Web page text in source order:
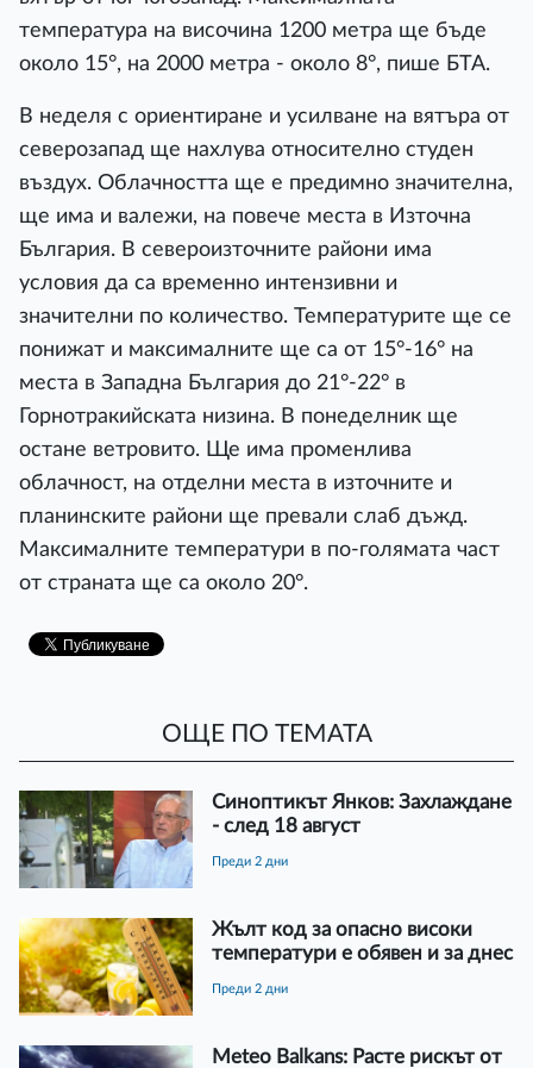
температура на височина 1200 метра ще бъде
около 15°, на 2000 метра - около 8°, пише БТА.
В неделя с ориентиране и усилване на вятъра от
северозапад ще нахлува относително студен
въздух. Облачността ще е предимно значителна,
ще има и валежи, на повече места в Източна
България. В североизточните райони има
условия да са временно интензивни и
значителни по количество. Температурите ще се
понижат и максималните ще са от 15°-16° на
места в Западна България до 21°-22° в
Горнотракийската низина. В понеделник ще
остане ветровито. Ще има променлива
облачност, на отделни места в източните и
планинските райони ще превали слаб дъжд.
Максималните температури в по-голямата част
от страната ще са около 20°.
ОЩЕ ПО ТЕМАТА
Синоптикът Янков: Захлаждане
- след 18 август
преди 2 дни
Жълт код за опасно високи
температури е обявен и за днес
преди 2 дни
Meteo Balkans: Расте рискът от